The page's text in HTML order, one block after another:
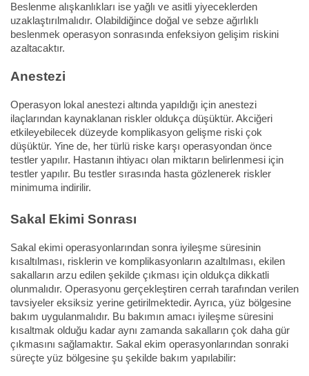
Beslenme alışkanlıkları ise yağlı ve asitli yiyeceklerden
uzaklaştırılmalıdır. Olabildiğince doğal ve sebze ağırlıklı
beslenmek operasyon sonrasında enfeksiyon gelişim riskini
azaltacaktır.
Anestezi
Operasyon lokal anestezi altında yapıldığı için anestezi
ilaçlarından kaynaklanan riskler oldukça düşüktür. Akciğeri
etkileyebilecek düzeyde komplikasyon gelişme riski çok
düşüktür. Yine de, her türlü riske karşı operasyondan önce
testler yapılır. Hastanın ihtiyacı olan miktarın belirlenmesi için
testler yapılır. Bu testler sırasında hasta gözlenerek riskler
minimuma indirilir.
Sakal Ekimi Sonrası
Sakal ekimi operasyonlarından sonra iyileşme süresinin
kısaltılması, risklerin ve komplikasyonların azaltılması, ekilen
sakalların arzu edilen şekilde çıkması için oldukça dikkatli
olunmalıdır. Operasyonu gerçekleştiren cerrah tarafından verilen
tavsiyeler eksiksiz yerine getirilmektedir. Ayrıca, yüz bölgesine
bakım uygulanmalıdır. Bu bakımın amacı iyileşme süresini
kısaltmak olduğu kadar aynı zamanda sakalların çok daha gür
çıkmasını sağlamaktır. Sakal ekim operasyonlarından sonraki
süreçte yüz bölgesine şu şekilde bakım yapılabilir: